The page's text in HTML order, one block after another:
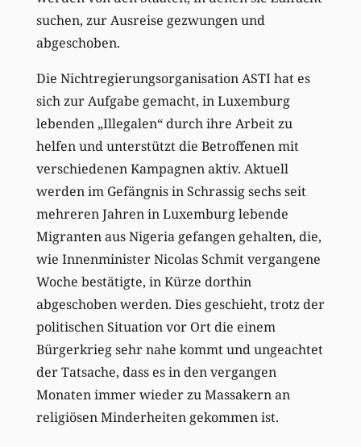
suchen, zur Ausreise gezwungen und
abgeschoben.
Die Nichtregierungsorganisation ASTI hat es
sich zur Aufgabe gemacht, in Luxemburg
lebenden „Illegalen“ durch ihre Arbeit zu
helfen und unterstützt die Betroffenen mit
verschiedenen Kampagnen aktiv. Aktuell
werden im Gefängnis in Schrassig sechs seit
mehreren Jahren in Luxemburg lebende
Migranten aus Nigeria gefangen gehalten, die,
wie Innenminister Nicolas Schmit vergangene
Woche bestätigte, in Kürze dorthin
abgeschoben werden. Dies geschieht, trotz der
politischen Situation vor Ort die einem
Bürgerkrieg sehr nahe kommt und ungeachtet
der Tatsache, dass es in den vergangen
Monaten immer wieder zu Massakern an
religiösen Minderheiten gekommen ist.